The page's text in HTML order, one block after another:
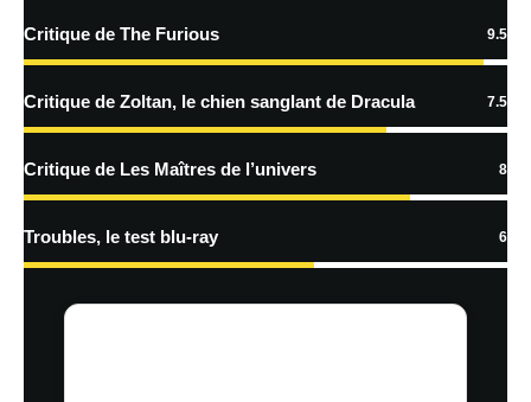
traitées
Critique de The Furious 9.5
Critique de Zoltan, le chien sanglant de Dracula 7.5
Critique de Les Maîtres de l’univers 8
Troubles, le test blu-ray 6